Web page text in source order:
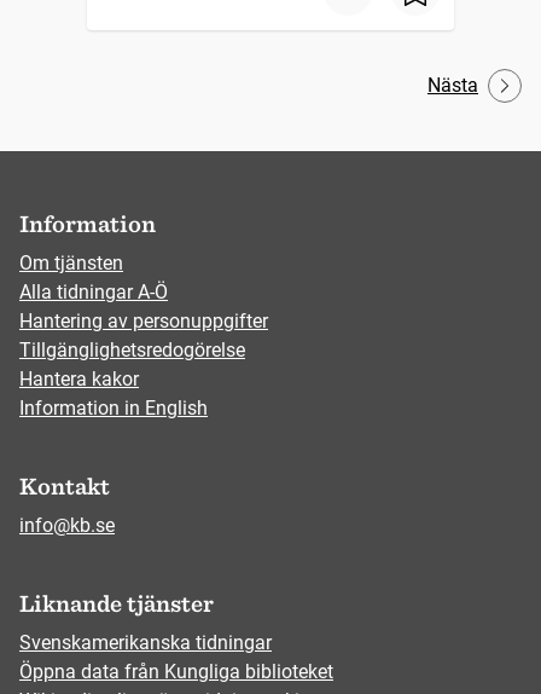
Nästa
Information
Om tjänsten
Alla tidningar A-Ö
Hantering av personuppgifter
Tillgänglighetsredogörelse
Hantera kakor
Information in English
Kontakt
info@kb.se
Liknande tjänster
Svenskamerikanska tidningar
Öppna data från Kungliga biblioteket